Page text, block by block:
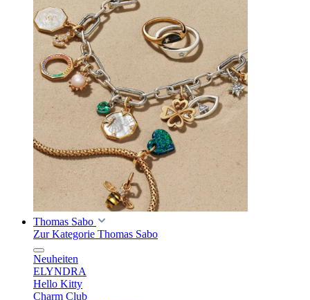
Thomas Sabo
Zur Kategorie Thomas Sabo
Neuheiten
ELYNDRA
Hello Kitty
Charm Club